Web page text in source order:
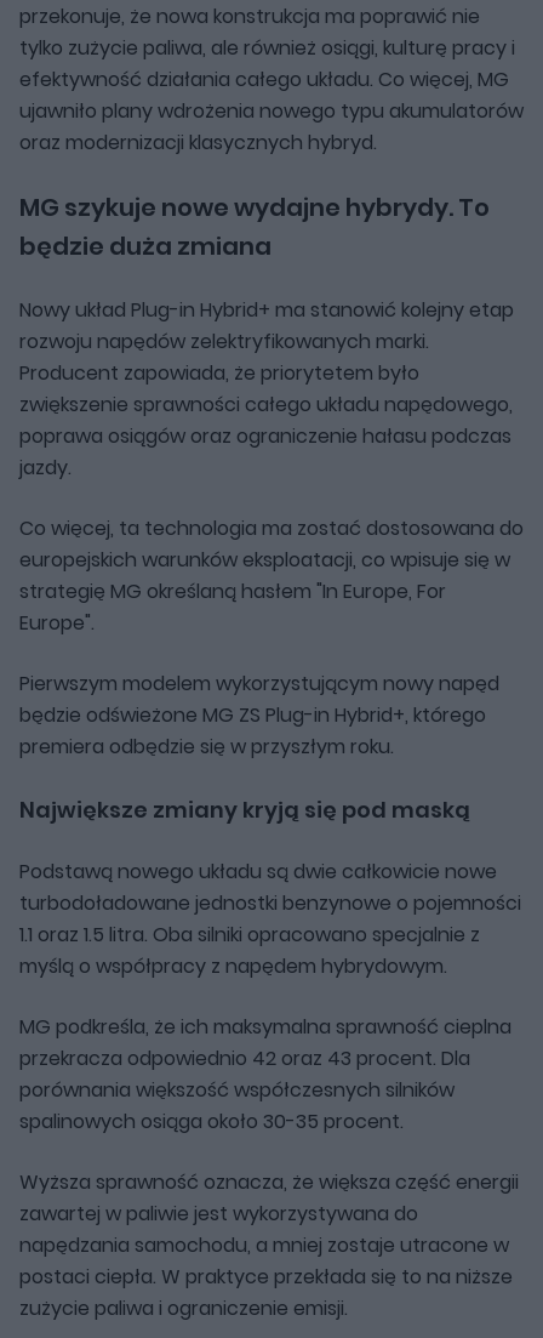
przekonuje, że nowa konstrukcja ma poprawić nie
tylko zużycie paliwa, ale również osiągi, kulturę pracy i
efektywność działania całego układu. Co więcej, MG
ujawniło plany wdrożenia nowego typu akumulatorów
oraz modernizacji klasycznych hybryd.
MG szykuje nowe wydajne hybrydy. To
będzie duża zmiana
Nowy układ Plug-in Hybrid+ ma stanowić kolejny etap
rozwoju napędów zelektryfikowanych marki.
Producent zapowiada, że priorytetem było
zwiększenie sprawności całego układu napędowego,
poprawa osiągów oraz ograniczenie hałasu podczas
jazdy.
Co więcej, ta technologia ma zostać dostosowana do
europejskich warunków eksploatacji, co wpisuje się w
strategię MG określaną hasłem "In Europe, For
Europe".
Pierwszym modelem wykorzystującym nowy napęd
będzie odświeżone MG ZS Plug-in Hybrid+, którego
premiera odbędzie się w przyszłym roku.
Największe zmiany kryją się pod maską
Podstawą nowego układu są dwie całkowicie nowe
turbodoładowane jednostki benzynowe o pojemności
1.1 oraz 1.5 litra. Oba silniki opracowano specjalnie z
myślą o współpracy z napędem hybrydowym.
MG podkreśla, że ich maksymalna sprawność cieplna
przekracza odpowiednio 42 oraz 43 procent. Dla
porównania większość współczesnych silników
spalinowych osiąga około 30-35 procent.
Wyższa sprawność oznacza, że większa część energii
zawartej w paliwie jest wykorzystywana do
napędzania samochodu, a mniej zostaje utracone w
postaci ciepła. W praktyce przekłada się to na niższe
zużycie paliwa i ograniczenie emisji.